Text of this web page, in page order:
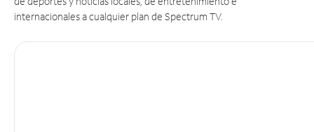
internacionales a cualquier plan de Spectrum TV.